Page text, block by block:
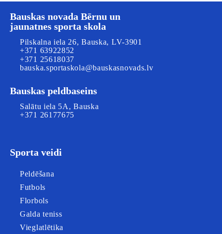
Bauskas novada Bērnu un
jaunatnes sporta skola
Pilskalna iela 26, Bauska, LV-3901
+371 63922852
+371 25618037
bauska.sportaskola@bauskasnovads.lv
Bauskas peldbaseins
Salātu iela 5A, Bauska
+371 26177675
Sporta veidi
Peldēšana
Futbols
Florbols
Galda teniss
Vieglatlētika